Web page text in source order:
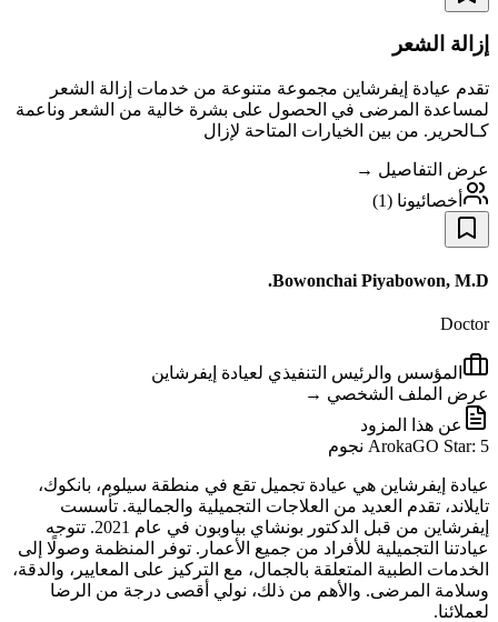
إزالة الشعر
تقدم عيادة إيفرشاين مجموعة متنوعة من خدمات إزالة الشعر
لمساعدة المرضى في الحصول على بشرة خالية من الشعر وناعمة
كـالحرير. من بين الخيارات المتاحة لإزال
عرض التفاصيل →
أخصائيونا (
1
)
Bowonchai Piyabowon, M.D.
Doctor
المؤسس والرئيس التنفيذي لعيادة إيفرشاين
عرض الملف الشخصي →
عن هذا المزود
ArokaGO Star: 5 نجوم
عيادة إيفرشاين هي عيادة تجميل تقع في منطقة سيلوم، بانكوك،
تايلاند، تقدم العديد من العلاجات التجميلية والجمالية. تأسست
إيفرشاين من قبل الدكتور بونشاي بياوبون في عام 2021. تتوجه
عيادتنا التجميلية للأفراد من جميع الأعمار. توفر المنظمة وصولًا إلى
الخدمات الطبية المتعلقة بالجمال، مع التركيز على المعايير، والدقة،
وسلامة المرضى. والأهم من ذلك، نولي أقصى درجة من الرضا
لعملائنا.